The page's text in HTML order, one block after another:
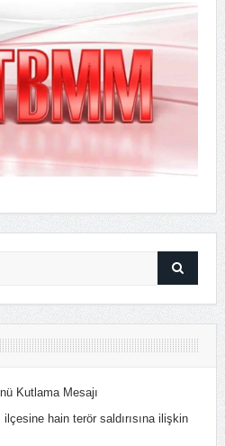
Kutlama Mesajı
hain terör saldırısına ilişkin